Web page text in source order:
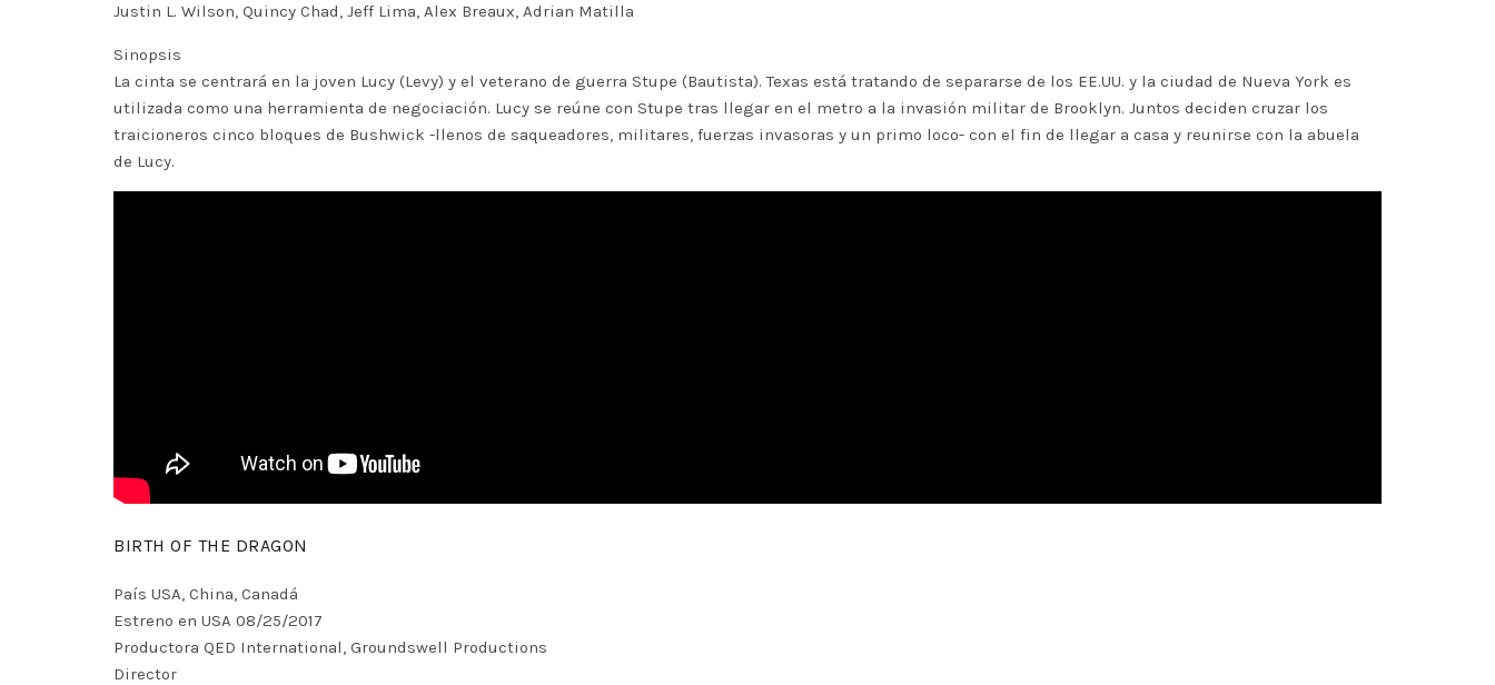
Justin L. Wilson, Quincy Chad, Jeff Lima, Alex Breaux, Adrian Matilla
Sinopsis
La cinta se centrará en la joven Lucy (Levy) y el veterano de guerra Stupe (Bautista). Texas está tratando de separarse de los EE.UU. y la ciudad de Nueva York es
utilizada como una herramienta de negociación. Lucy se reúne con Stupe tras llegar en el metro a la invasión militar de Brooklyn. Juntos deciden cruzar los
traicioneros cinco bloques de Bushwick -llenos de saqueadores, militares, fuerzas invasoras y un primo loco- con el fin de llegar a casa y reunirse con la abuela
de Lucy.
BIRTH OF THE DRAGON
País USA, China, Canadá
Estreno en USA 08/25/2017
Productora QED International, Groundswell Productions
Director